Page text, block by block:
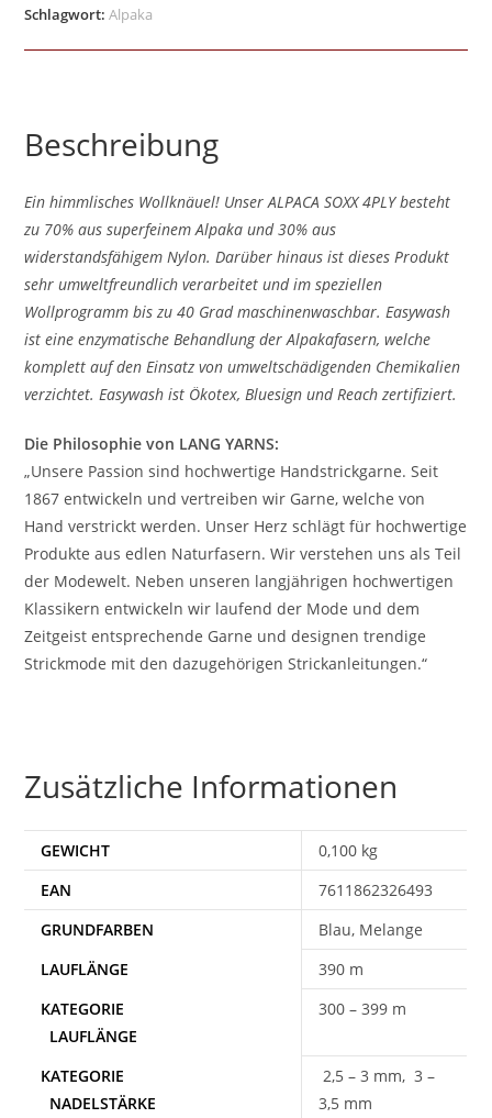
Schlagwort:Alpaka
Beschreibung
Ein himmlisches Wollknäuel! Unser ALPACA SOXX 4PLY besteht
zu 70% aus superfeinem Alpaka und 30% aus
widerstandsfähigem Nylon. Darüber hinaus ist dieses Produkt
sehr umweltfreundlich verarbeitet und im speziellen
Wollprogramm bis zu 40 Grad maschinenwaschbar. Easywash
ist eine enzymatische Behandlung der Alpakafasern, welche
komplett auf den Einsatz von umweltschädigenden Chemikalien
verzichtet. Easywash ist Ökotex, Bluesign und Reach zertifiziert.
Die Philosophie von LANG YARNS:
„Unsere Passion sind hochwertige Handstrickgarne. Seit
1867 entwickeln und vertreiben wir Garne, welche von
Hand verstrickt werden. Unser Herz schlägt für hochwertige
Produkte aus edlen Naturfasern. Wir verstehen uns als Teil
der Modewelt. Neben unseren langjährigen hochwertigen
Klassikern entwickeln wir laufend der Mode und dem
Zeitgeist entsprechende Garne und designen trendige
Strickmode mit den dazugehörigen Strickanleitungen.“
Zusätzliche Informationen
GEWICHT
0,100 kg
EAN
7611862326493
Blau, Melange
390 m
300 – 399 m
2,5 – 3 mm, 3 –
3,5 mm